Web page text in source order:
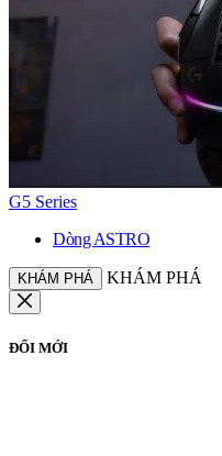
G5 Series
Dòng ASTRO
KHÁM PHÁ KHÁM PHÁ
ĐỔI MỚI